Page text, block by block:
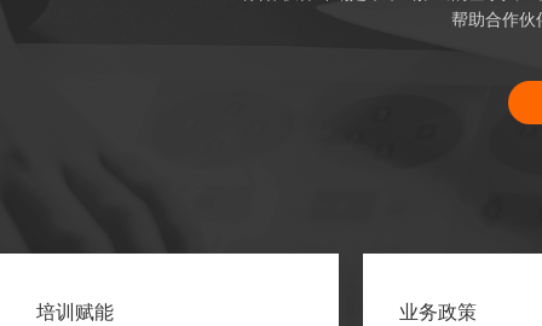
帮助合作伙
培训赋能 业务政策